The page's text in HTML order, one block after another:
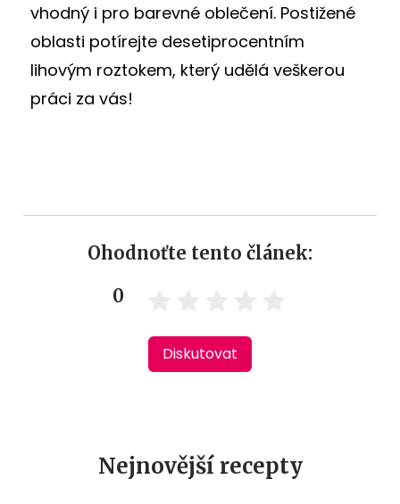
vhodný i pro barevné oblečení. Postižené
oblasti potírejte desetiprocentním
lihovým roztokem, který udělá veškerou
práci za vás!
Ohodnoťte tento článek:
0
Diskutovat
Nejnovější recepty